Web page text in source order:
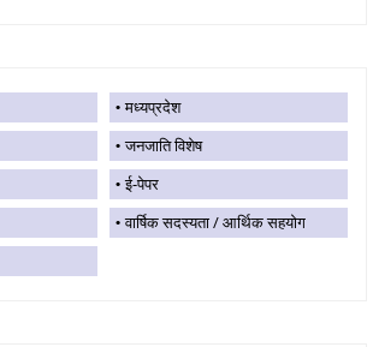
मध्यप्रदेश
जनजाति विशेष
ई-पेपर
वार्षिक सदस्यता / आर्थिक सहयोग